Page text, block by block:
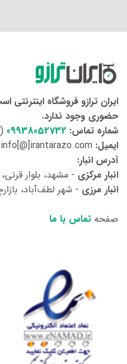
ایران ترازو فروشگاه
حضوری وجود ندارد.
شماره تماس: 09938052732
ایمیل:
آدرس انبار:
انبار مرکزی - مشهد، بلوار قرنی،
انبار مرزی - شهر لطف‌آباد،
صفحه تماس با ما